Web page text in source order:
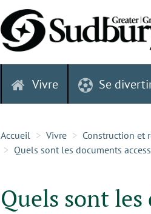
Vivre Se
Accueil Vivre Construction et
Quels sont les documents
Quels sont les